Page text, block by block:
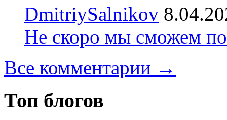
DmitriySalnikov
Не скоро мы сможем
Все комментарии →
Топ блогов